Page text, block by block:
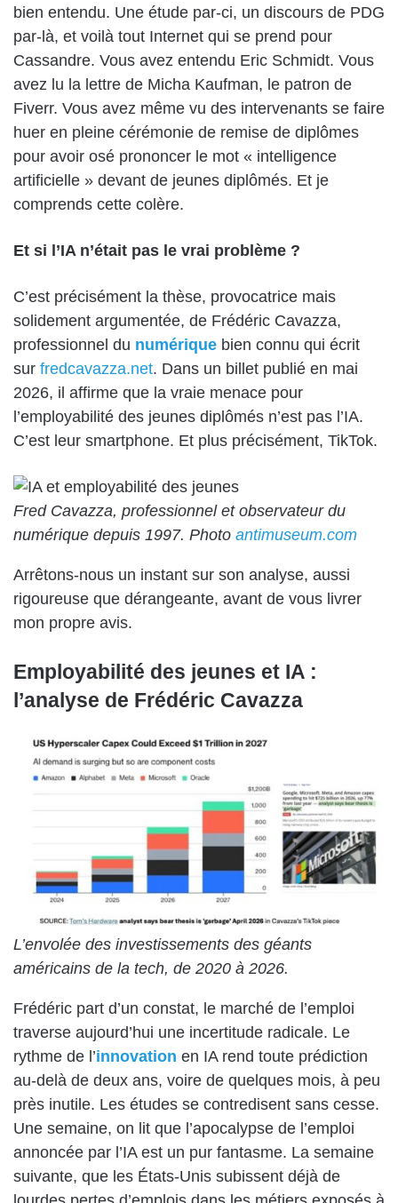
bien entendu. Une étude par-ci, un discours de PDG
par-là, et voilà tout Internet qui se prend pour
Cassandre. Vous avez entendu Eric Schmidt. Vous
avez lu la lettre de Micha Kaufman, le patron de
Fiverr. Vous avez même vu des intervenants se faire
huer en pleine cérémonie de remise de diplômes
pour avoir osé prononcer le mot « intelligence
artificielle » devant de jeunes diplômés. Et je
comprends cette colère.
Et si l’IA n’était pas le vrai problème ?
C’est précisément la thèse, provocatrice mais
solidement argumentée, de Frédéric Cavazza,
professionnel du numérique bien connu qui écrit
sur fredcavazza.net. Dans un billet publié en mai
2026, il affirme que la vraie menace pour
l’employabilité des jeunes diplômés n’est pas l’IA.
C’est leur smartphone. Et plus précisément, TikTok.
Fred Cavazza, professionnel et observateur du
numérique depuis 1997. Photo antimuseum.com
Arrêtons-nous un instant sur son analyse, aussi
rigoureuse que dérangeante, avant de vous livrer
mon propre avis.
Employabilité des jeunes et IA :
l’analyse de Frédéric Cavazza
L’envolée des investissements des géants
américains de la tech, de 2020 à 2026.
Frédéric part d’un constat, le marché de l’emploi
traverse aujourd’hui une incertitude radicale. Le
rythme de l’innovation en IA rend toute prédiction
au-delà de deux ans, voire de quelques mois, à peu
près inutile. Les études se contredisent sans cesse.
Une semaine, on lit que l’apocalypse de l’emploi
annoncée par l’IA est un pur fantasme. La semaine
suivante, que les États-Unis subissent déjà de